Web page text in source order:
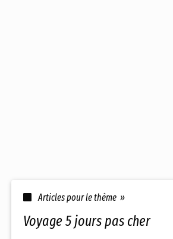
Articles pour le thème »
voyage 5 jours pas cher